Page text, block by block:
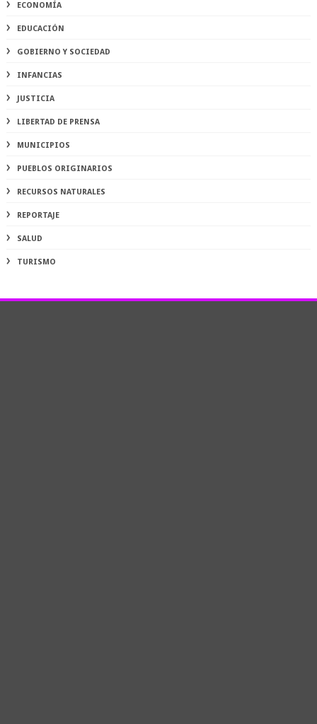
ECONOMÍA
EDUCACIÓN
GOBIERNO Y SOCIEDAD
INFANCIAS
JUSTICIA
LIBERTAD DE PRENSA
MUNICIPIOS
PUEBLOS ORIGINARIOS
RECURSOS NATURALES
REPORTAJE
SALUD
TURISMO